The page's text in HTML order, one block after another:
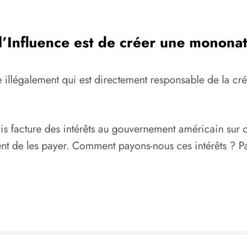
est de créer une
qui est directement responsable de la
des intérêts au gouvernement américain sur
les payer. Comment payons-nous ces intérêts ?